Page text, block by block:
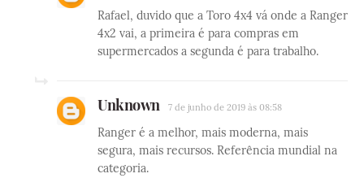
Rafael, duvido que a Toro 4x4 vá onde a Ranger
4x2 vai, a primeira é para compras em
supermercados a segunda é para trabalho.
Unknown 7 de junho de 2019 às 08:58
Ranger é a melhor, mais moderna, mais
segura, mais recursos. Referência mundial na
categoria.